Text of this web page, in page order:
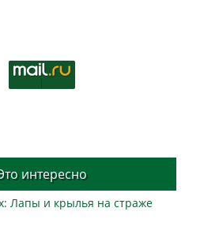
интересно
Лапы и крылья на страже